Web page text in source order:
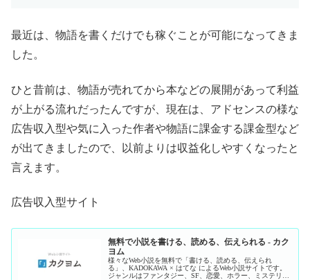
最近は、物語を書くだけでも稼ぐことが可能になってきま
した。
ひと昔前は、物語が売れてから本などの展開があって利益
が上がる流れだったんですが、現在は、アドセンスの様な
広告収入型や気に入った作者や物語に課金する課金型など
が出てきましたので、以前よりは収益化しやすくなったと
言えます。
広告収入型サイト
無料で小説を書ける、読める、伝えられる - カク
ヨム
様々なWeb小説を無料で「書ける、読める、伝えられ
る」、KADOKAWA × はてな によるWeb小説サイトです。
ジャンルはファンタジー、SF、恋愛、ホラー、ミステリー